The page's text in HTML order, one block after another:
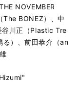
NOVEMBER
The BONEZ）、中
川正（Plastic Tre
る）、前田恭介（an